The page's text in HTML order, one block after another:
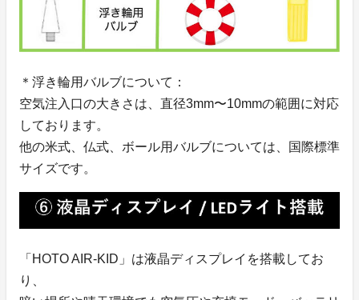
＊浮き輪用バルブについて：
空気注入口の大きさは、直径3mm〜10mmの範囲に対応
しております。
他の米式、仏式、ボール用バルブについては、国際標準
サイズです。
「HOTO AIR-KID」は液晶ディスプレイを搭載してお
り、